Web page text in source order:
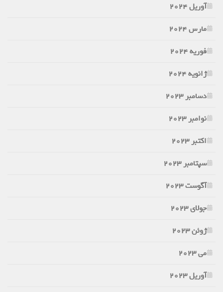
آوریل 2024
مارس 2024
فوریه 2024
ژانویه 2024
دسامبر 2023
نوامبر 2023
اکتبر 2023
سپتامبر 2023
آگوست 2023
جولای 2023
ژوئن 2023
می 2023
آوریل 2023